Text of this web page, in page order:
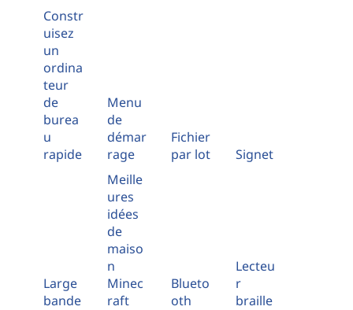
Constr
uisez
un
ordina
teur
de
burea
u
rapide
Menu
de
démar
rage
Fichier
par lot
Signet
Large
bande
Meille
ures
idées
de
maiso
n
Minec
raft
Blueto
oth
Lecteu
r
braille